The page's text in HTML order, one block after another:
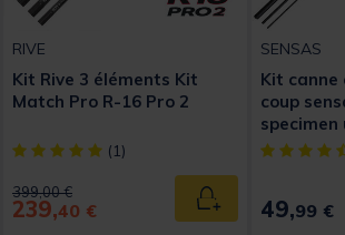
RIVE
Kit Rive 3 éléments Kit
Match Pro R-16 Pro 2
[object Object] out of 5 Customer Rating
(1)
Price reduced from
399,00 €to
239,40 € Ajouter au panier
SENSAS
Kit canne
coup
specimen
[object
49,99 €